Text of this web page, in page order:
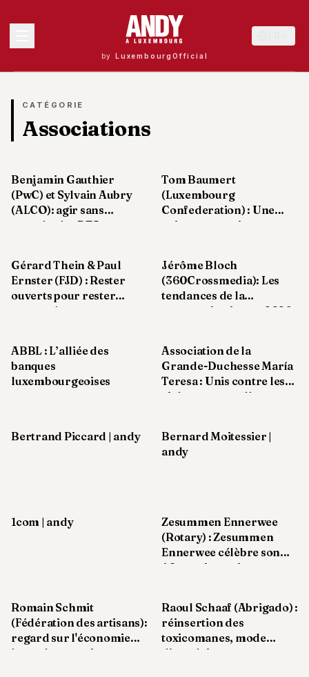
by LuxembourgOfficial
Andy
39
Andy
Andy
35
Andy
33
Andy
32
30
26
22
Andy
CATÉGORIE
Associations
Benjamin Gauthier
(PwC) et Sylvain Aubry
(ALCO): agir sans
attendre les RTS
Tom Baumert
(Luxembourg
Confederation) : Une
voix constructive pour
Gérard Thein & Paul
Ernster (FJD) : Rester
ouverts pour rester
nous-mêmes
Jérôme Bloch
(360Crossmedia): Les
tendances de la
communication en 2026
ABBL : L’alliée des
banques
luxembourgeoises
Association de la
Grande-Duchesse María
Teresa : Unis contre les
violences sexuelles
Bertrand Piccard | andy
Bernard Moitessier |
andy
1com | andy
Zesummen Ennerwee
(Rotary) : Zesummen
Ennerwee célèbre son
40e anniversaire
Romain Schmit
(Fédération des artisans):
regard sur l'économie
luxembourgeoise
Raoul Schaaf (Abrigado) :
réinsertion des
toxicomanes, mode
d’emploi